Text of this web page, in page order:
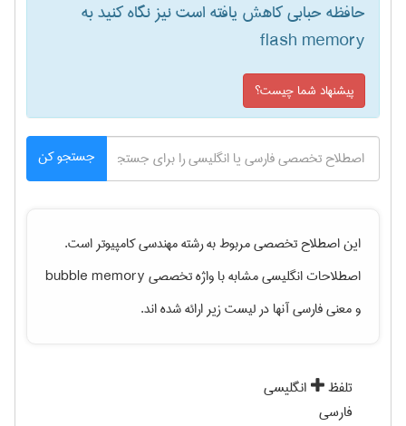
flash memory
پیشنهاد شما چیست؟
جستجو کن
این اصطلاح تخصصی مربوط به رشتهمهندسی كامپيوتراست.
اصطلاحات انگلیسی مشابه با واژه تخصصیbubble memory
و معنی فارسی آنها در لیست زیر ارائه شده اند.
تلفظ
انگلیسی
فارسی